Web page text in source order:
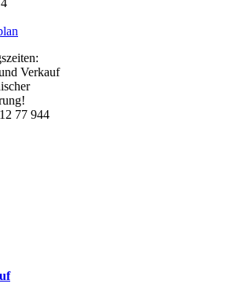
Verkauf
77 944